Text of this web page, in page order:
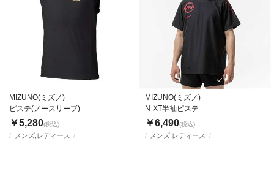
メンズ,レディース
MIZUNO(ミズノ)
ピステ(ノースリーブ)
￥5,280(税込)
メンズ,レディース
MIZUNO(ミズノ)
N-XT半袖ピステ
￥6,490(税込)